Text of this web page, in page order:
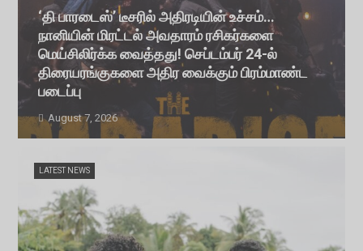
‘தி பாரடைஸ்’ டீசரில் அதிரடியின் உச்சம்…
நானியின் மிரட்டல் அவதாரம் ரசிகர்களை
மெய்சிலிர்க்க வைத்தது! செப்டம்பர் 24-ல்
திரையரங்குகளை அதிர வைக்கும் பிரம்மாண்ட
படைப்பு
August 7, 2026
LATEST NEWS